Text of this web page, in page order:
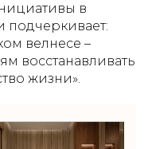
в
подчеркивает:
велнесе –
восстанавливать
жизни».